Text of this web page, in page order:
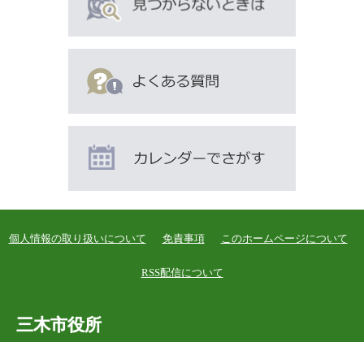
個人情報の取り扱いについて 免責事項 このホームページについて
RSS配信について
三木市役所